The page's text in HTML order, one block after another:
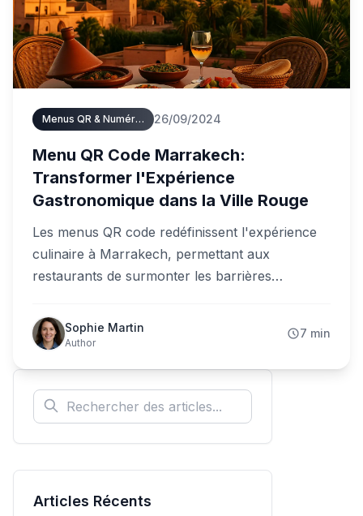
Menus QR & Numériques 26/09/2024
Menu QR Code Marrakech:
Transformer l'Expérience
Gastronomique dans la Ville Rouge
Les menus QR code redéfinissent l'expérience
culinaire à Marrakech, permettant aux
restaurants de surmonter les barrières
aux visiteurs internationaux dans la perle du sud
marocain.
Sophie Martin
Author
7 min
Articles Récents